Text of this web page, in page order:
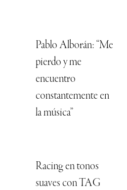
Pablo Alborán: “Me
pierdo y me
encuentro
constantemente en
la música”
Racing en tonos
suaves con TAG